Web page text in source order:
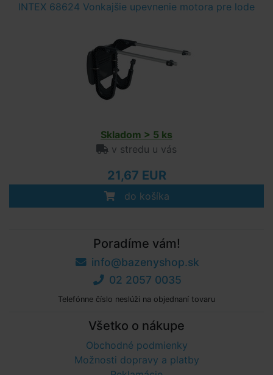
INTEX 68624 Vonkajšie upevnenie motora pre lode
Skladom > 5 ks
v stredu u vás
21,67 EUR
do košíka
Poradíme vám!
info@bazenyshop.sk
02 2057 0035
Telefónne číslo neslúži na objednaní tovaru
Všetko o nákupe
Obchodné podmienky
Možnosti dopravy a platby